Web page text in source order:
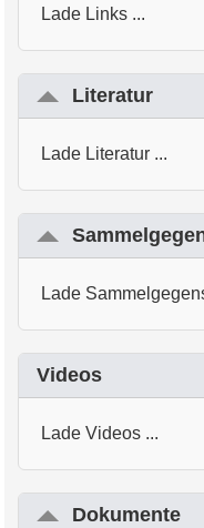
Lade Links ...
Literatur
Lade Literatur ...
Lade
Videos
Lade Videos ...
Dokumente